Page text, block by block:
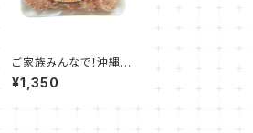
ご家族みんなで！沖縄県
産アグーハンバーグ 1
20g☓5個入り
¥1,350